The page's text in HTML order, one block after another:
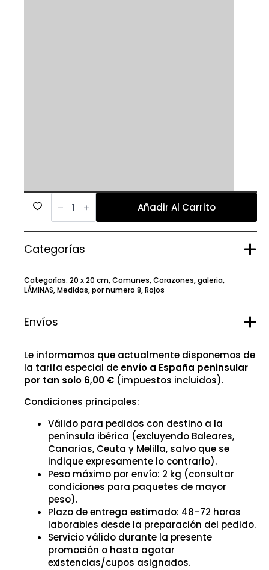
8
cantidad Añadir Al Carrito
Categorías
Categorías: 20 x 20 cm,Comunes,Corazones,galeria,
LÁMINAS,Medidas,por numero 8,Rojos
Envíos
Le informamos que actualmente disponemos de
la tarifa especial de envío a España peninsular
por tan solo 6,00 € (impuestos incluidos).
Condiciones principales:
Válido para pedidos con destino a la
península ibérica (excluyendo Baleares,
Canarias, Ceuta y Melilla, salvo que se
indique expresamente lo contrario).
Peso máximo por envío: 2 kg (consultar
condiciones para paquetes de mayor
peso).
Plazo de entrega estimado: 48–72 horas
laborables desde la preparación del pedido.
Servicio válido durante la presente
promoción o hasta agotar
existencias/cupos asignados.